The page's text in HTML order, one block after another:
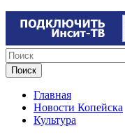
Главная
Новости Копейска
Культура